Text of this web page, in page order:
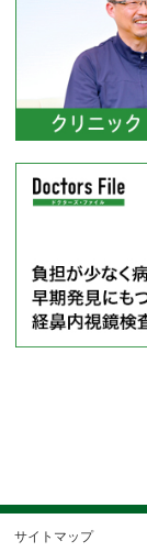
サイトマップ